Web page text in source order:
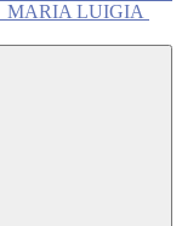
MARIA LUIGIA